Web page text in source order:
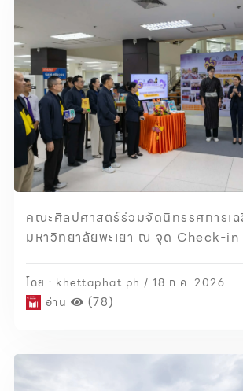
คณะศิลปศาสตร์ร่วมจัดนิทรรศการเ
มหาวิทยาลัยพะเยา ณ จุด Check-in
โดย : khettaphat.ph / 18 ก.ค. 2026
อ่าน (78)